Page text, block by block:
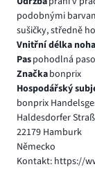
podobnými
sušičky, středně
Vnitřní délka
Paspohodlná
Značkabonprix
Hospodářský
bonprix
Haldesdorfer
22179 Hamburk
Německo
Kontakt: https://